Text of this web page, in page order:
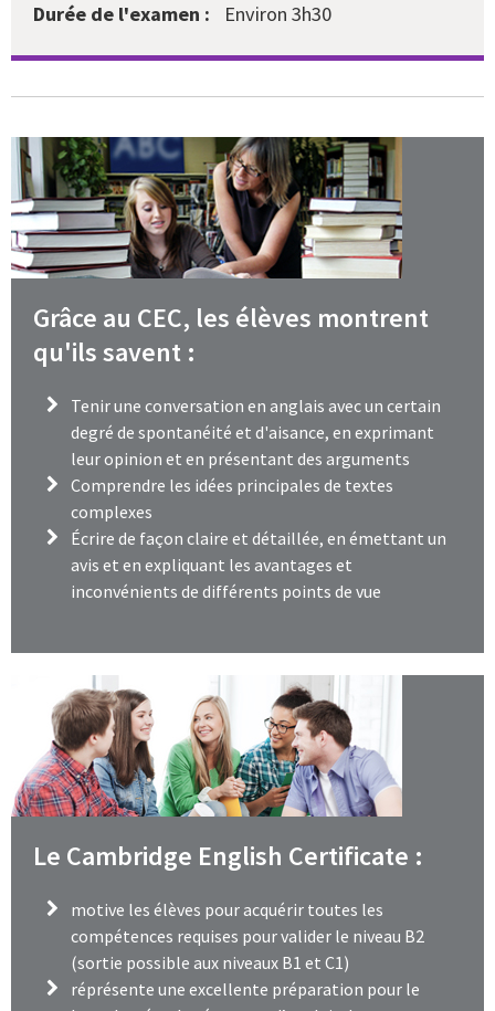
Durée de l'examen :
Environ 3h30
Grâce au CEC, les élèves montrent
qu'ils savent :
Tenir une conversation en anglais avec un certain
degré de spontanéité et d'aisance, en exprimant
leur opinion et en présentant des arguments
Comprendre les idées principales de textes
complexes
Écrire de façon claire et détaillée, en émettant un
avis et en expliquant les avantages et
inconvénients de différents points de vue
Le Cambridge English Certificate :
motive les élèves pour acquérir toutes les
compétences requises pour valider le niveau B2
(sortie possible aux niveaux B1 et C1)
réprésente une excellente préparation pour le